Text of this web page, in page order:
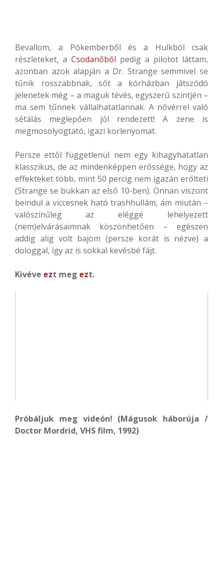
Bevallom, a Pókemberből és a Hulkból csak
részleteket, a Csodanőből pedig a pilotot láttam,
azonban azok alapján a Dr. Strange semmivel se
tűnik rosszabbnak, sőt a kórházban játszódó
jelenetek még – a maguk tévés, egyszerű szintjén –
ma sem tűnnek vállalhatatlannak. A nővérrel való
sétálás meglepően jól rendezett! A zene is
megmosolyogtató, igazi korlenyomat.
Persze ettől függetlenül nem egy kihagyhatatlan
klasszikus, de az mindenképpen erőssége, hogy az
effekteket több, mint 50 percig nem igazán erőlteti
(Strange se bukkan az első 10-ben). Onnan viszont
beindul a viccesnek ható trashhullám, ám miután –
valószínűleg az eléggé lehelyezett
(nem)elvárásaimnak köszönhetően – egészen
addig alig volt bajom (persze korát is nézve) a
dologgal, így az is sokkal kevésbé fájt.
Kivéve ezt meg ezt.
Próbáljuk meg videón! (Mágusok háborúja /
Doctor Mordrid, VHS film, 1992)